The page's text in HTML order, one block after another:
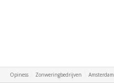
Opiness Zonweringbedrijven Amsterdam